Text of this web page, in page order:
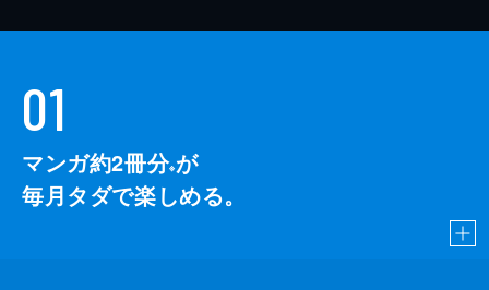
01
マンガ約2冊分※が
毎月タダで楽しめる。